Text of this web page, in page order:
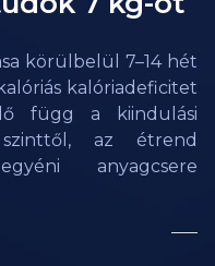
körülbelül 7–14 hét
kalóriadeficitet
függ a kiindulási
az étrend
anyagcsere